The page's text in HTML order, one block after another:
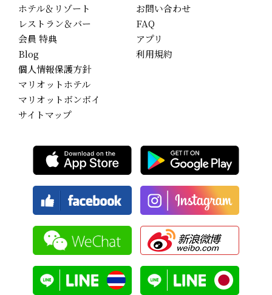
ホテル＆リゾート
レストラン＆バー
会員 特典
Blog
お問い合わせ
FAQ
アプリ
利用規約
個人情報保護方針
マリオットホテル
マリオットボンボイ
サイトマップ